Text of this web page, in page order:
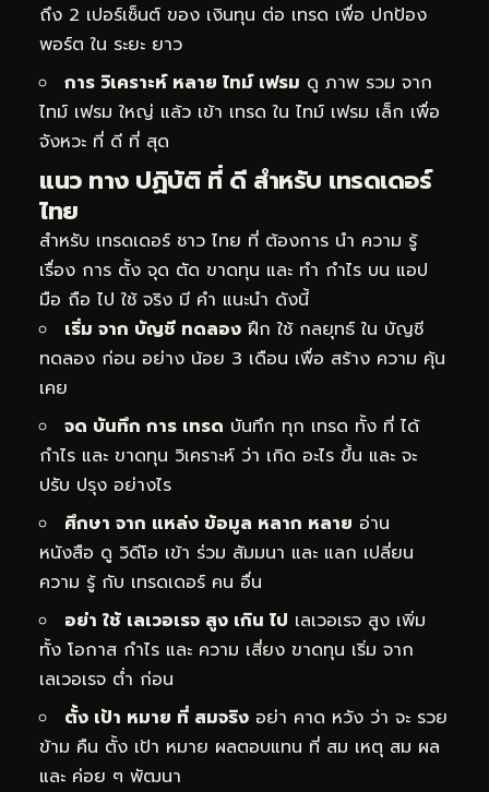
ถึง 2 เปอร์เซ็นต์ ของ เงินทุน ต่อ เทรด เพื่อ ปกป้อง
พอร์ต ใน ระยะ ยาว
การ วิเคราะห์ หลาย ไทม์ เฟรม ดู ภาพ รวม จาก
ไทม์ เฟรม ใหญ่ แล้ว เข้า เทรด ใน ไทม์ เฟรม เล็ก เพื่อ
จังหวะ ที่ ดี ที่ สุด
แนว ทาง ปฏิบัติ ที่ ดี สำหรับ เทรดเดอร์
ไทย
สำหรับ เทรดเดอร์ ชาว ไทย ที่ ต้องการ นำ ความ รู้
เรื่อง การ ตั้ง จุด ตัด ขาดทุน และ ทำ กำไร บน แอป
มือ ถือ ไป ใช้ จริง มี คำ แนะนำ ดังนี้
เริ่ม จาก บัญชี ทดลอง ฝึก ใช้ กลยุทธ์ ใน บัญชี
ทดลอง ก่อน อย่าง น้อย 3 เดือน เพื่อ สร้าง ความ คุ้น
เคย
จด บันทึก การ เทรด บันทึก ทุก เทรด ทั้ง ที่ ได้
กำไร และ ขาดทุน วิเคราะห์ ว่า เกิด อะไร ขึ้น และ จะ
ปรับ ปรุง อย่างไร
ศึกษา จาก แหล่ง ข้อมูล หลาก หลาย อ่าน
หนังสือ ดู วิดีโอ เข้า ร่วม สัมมนา และ แลก เปลี่ยน
ความ รู้ กับ เทรดเดอร์ คน อื่น
อย่า ใช้ เลเวอเรจ สูง เกิน ไป เลเวอเรจ สูง เพิ่ม
ทั้ง โอกาส กำไร และ ความ เสี่ยง ขาดทุน เริ่ม จาก
เลเวอเรจ ต่ำ ก่อน
ตั้ง เป้า หมาย ที่ สมจริง อย่า คาด หวัง ว่า จะ รวย
ข้าม คืน ตั้ง เป้า หมาย ผลตอบแทน ที่ สม เหตุ สม ผล
และ ค่อย ๆ พัฒนา